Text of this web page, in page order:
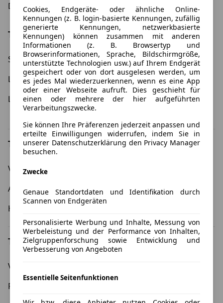
Die besten Leasing-Angebote und Deals
Top Kategorien
Schnäppchen
Elektroauto Leasing
Leasing ohne Anzahlung
Gewerbeleasing
Leasing 12 Monate
Umweltprämie - Leasing
Top Marken
Volkswagen
Audi
Opel
Hyundai
Top Modelle
Volkswagen Golf
Fiat 500
Cookies, Endgeräte- oder ähnliche Online-
Kennungen (z. B. login-basierte Kennungen, zufällig
generierte Kennungen, netzwerkbasierte
Kennungen) können zusammen mit anderen
Informationen (z. B. Browsertyp und
Browserinformationen, Sprache, Bildschirmgröße,
unterstützte Technologien usw.) auf Ihrem Endgerät
gespeichert oder von dort ausgelesen werden, um
es jedes Mal wiederzuerkennen, wenn es eine App
oder einer Webseite aufruft. Dies geschieht für
einen oder mehrere der hier aufgeführten
Verarbeitungszwecke.
Sie können Ihre Präferenzen jederzeit anpassen und
erteilte Einwilligungen widerrufen, indem Sie in
unserer Datenschutzerklärung den Privacy Manager
besuchen.
Zwecke
Genaue Standortdaten und Identifikation durch
Scannen von Endgeräten
Personalisierte Werbung und Inhalte, Messung von
Werbeleistung und der Performance von Inhalten,
Zielgruppenforschung sowie Entwicklung und
Verbesserung von Angeboten
Essentielle Seitenfunktionen